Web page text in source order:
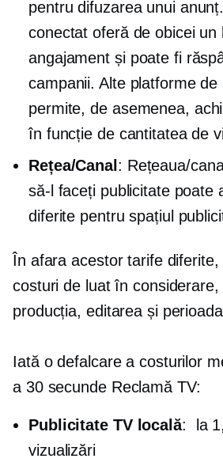
pentru difuzarea unui
conectat oferă de obicei un
angajament și poate fi
campanii. Alte platforme
permite, de asemenea,
în funcție de cantitatea de
Rețea/Canal : Rețeaua/
să-l faceți publicitate poate
diferite pentru spațiul
În afara acestor tarife
costuri de luat în
producția, editarea și
Iată o defalcare a costurilor
a 30 secundeReclamă TV:
Publicitate TV locală:
la
vizualizări